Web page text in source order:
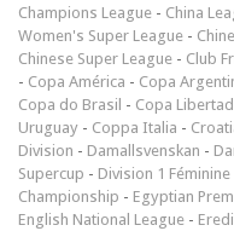
Champions League - China
Women's Super League -
Chinese Super League - Club
- Copa América - Copa
Copa do Brasil - Copa
Uruguay - Coppa Italia -
Division - Damallsvenskan -
Supercup - Division 1 Féminine
Championship - Egyptian
English National League -